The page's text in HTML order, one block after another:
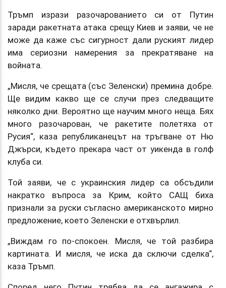
Тръмп изрази разочарованието си от Путин
заради ракетната атака срещу Киев и заяви, че не
може да каже със сигурност дали руският лидер
има сериозни намерения за прекратяване на
войната.
„Мисля, че срещата (със Зеленски) премина добре.
Ще видим какво ще се случи през следващите
няколко дни. Вероятно ще научим много неща. Бях
много разочарован, че ракетите полетяха от
Русия“, каза републиканецът на тръгване от Ню
Джърси, където прекара част от уикенда в голф
клуба си.
Той заяви, че с украинския лидер са обсъдили
накратко въпроса за Крим, който САЩ биха
признали за руски съгласно американското мирно
предложение, което Зеленски е отхвърлил.
„Виждам го по-спокоен. Мисля, че той разбира
картината. И мисля, че иска да сключи сделка“,
каза Тръмп.